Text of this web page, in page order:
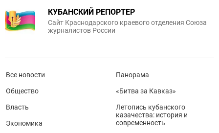
КУБАНСКИЙ РЕПОРТЕР
Сайт Краснодарского краевого отделения Союза
журналистов России
Все новости
Общество
Власть
Экономика
Панорама
«Битва за Кавказ»
Летопись кубанского
казачества: история и
современность